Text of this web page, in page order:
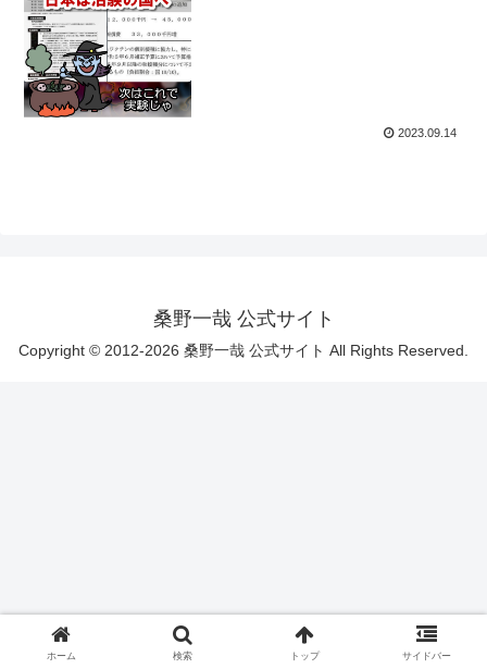
2023.09.14
桑野一哉 公式サイト
Copyright © 2012-2026 桑野一哉 公式サイト All Rights Reserved.
ホーム 検索 トップ サイドバー